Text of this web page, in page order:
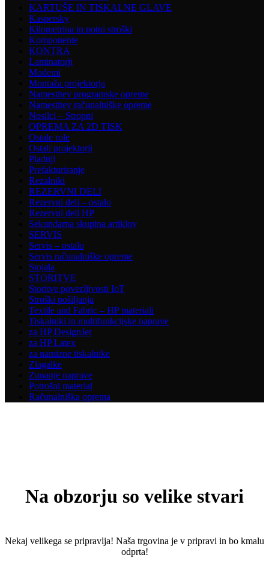
KARTUŠE IN TISKALNE GLAVE
Kaspersky
Kilometrina in potni stroški
Komponente
KONTRA
Laminatorji
Modemi
Montaža projektorja
Namestitev programske opreme
Namestitev računalniške opreme
Nosilci – Stropni
OPREMA ZA 2D TISK
Ostale role
Ostali projektorji
Pladnji
Prefakturiranje
Rezalniki
REZERVNI DELI
Rezervni deli – ostalo
Rezervni deli HP
Sekundarna skupina artiklov
SERVIS
Servis – ostalo
Servis računalniške opreme
Stojala
STORITVE
Storitve povezljivosti IoT
Stroški pošiljanja
Textile and Fabric – HP materiali
Tiskalniki in multifunkcijske naprave
za HP DesignJet
za HP Latex
za namizne tiskalnike
Zlagalke
Zunanje naprave
Potrošni material
Računalniška oprema
Na obzorju so velike stvari
Nekaj ​​velikega se pripravlja! Naša trgovina je v pripravi in ​​bo kmalu
odprta!